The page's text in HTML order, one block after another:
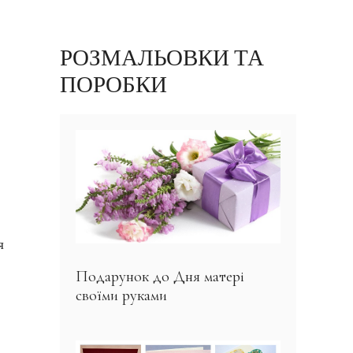
РОЗМАЛЬОВКИ ТА
ПОРОБКИ
Подарунок до Дня матері
своїми руками